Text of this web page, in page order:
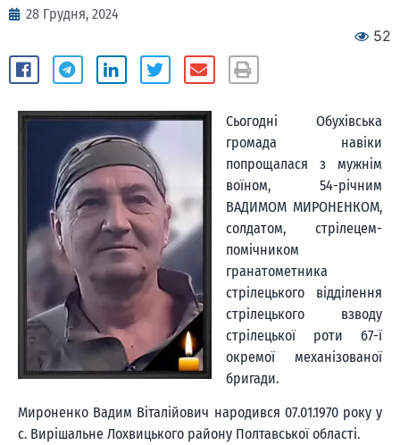
28 Грудня, 2024
52
Сьогодні Обухівська
громада навіки
попрощалася з мужнім
воїном, 54-річним
ВАДИМОМ МИРОНЕНКОМ,
солдатом, стрілецем-
помічником
гранатометника
стрілецького відділення
стрілецького взводу
стрілецької роти 67-ї
окремої механізованої
бригади.
Мироненко Вадим Віталійович народився 07.01.1970 року у
с. Вирішальне Лохвицького району Полтавської області.